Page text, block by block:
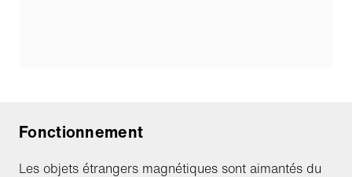
Fonctionnement
Les objets étrangers magnétiques sont aimantés du